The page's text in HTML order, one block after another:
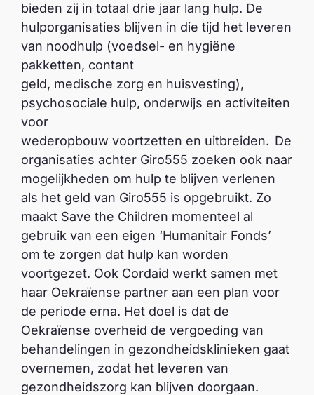
bieden zij in totaal drie jaar lang hulp. De
hulporganisaties blijven in die tijd het leveren
van noodhulp (voedsel- en hygiëne
pakketten, contant
geld, medische zorg en huisvesting),
psychosociale hulp, onderwijs en activiteiten
voor
wederopbouw voortzetten en uitbreiden. De
organisaties achter Giro555 zoeken ook naar
mogelijkheden om hulp te blijven verlenen
als het geld van Giro555 is opgebruikt. Zo
maakt Save the Children momenteel al
gebruik van een eigen ‘Humanitair Fonds’
om te zorgen dat hulp kan worden
voortgezet. Ook Cordaid werkt samen met
haar Oekraïense partner aan een plan voor
de periode erna. Het doel is dat de
Oekraïense overheid de vergoeding van
behandelingen in gezondheidsklinieken gaat
overnemen, zodat het leveren van
gezondheidszorg kan blijven doorgaan.